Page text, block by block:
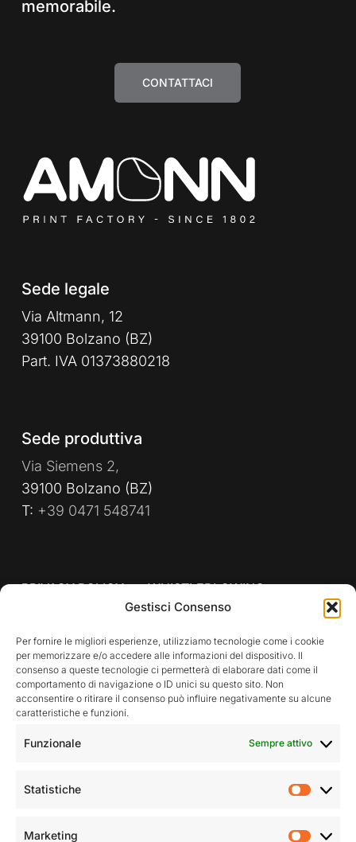
Gestisci Consenso
Per fornire le migliori esperienze, utilizziamo tecnologie come i cookie
per memorizzare e/o accedere alle informazioni del dispositivo. Il
consenso a queste tecnologie ci permetterà di elaborare dati come il
comportamento di navigazione o ID unici su questo sito. Non
acconsentire o ritirare il consenso può influire negativamente su alcune
caratteristiche e funzioni.
Funzionale Sempre attivo
Statistiche
Marketing
memorabile.
CONTATTACI
Sede legale
Via Altmann, 12
39100 Bolzano (BZ)
Part. IVA 01373880218
Sede produttiva
Via Siemens 2,
39100 Bolzano (BZ)
T: +39 0471 548741
PRIVACY POLICY
WHISTLEBLOWING
Rimani aggiornato sulle nostre attività